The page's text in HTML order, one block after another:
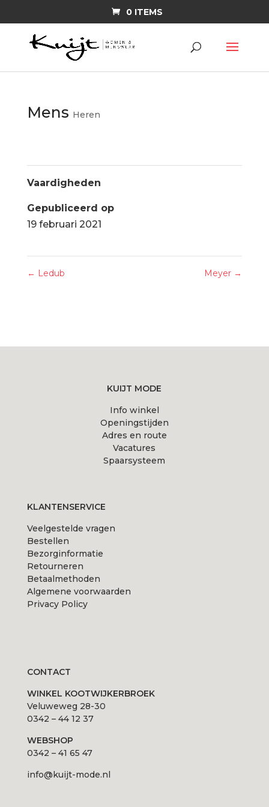
0 ITEMS
Mens Heren
Vaardigheden
Gepubliceerd op
19 februari 2021
← Ledub Meyer →
KUIJT MODE
Info winkel
Openingstijden
Adres en route
Vacatures
Spaarsysteem
KLANTENSERVICE
Veelgestelde vragen
Bestellen
Bezorginformatie
Retourneren
Betaalmethoden
Algemene voorwaarden
Privacy Policy
CONTACT
WINKEL KOOTWIJKERBROEK
Veluweweg 28-30
0342 – 44 12 37
WEBSHOP
0342 – 41 65 47
info@kuijt-mode.nl